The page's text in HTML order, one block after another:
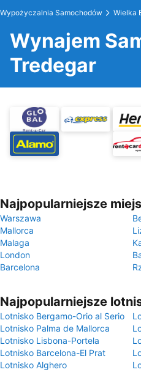
Wypożyczalnia Samochodów Wielka
Wynajem
Tredegar
Najpopularniejsze
Warszawa
Mallorca
Malaga
London
Barcelona
Najpopularniejsze
Lotnisko Bergamo-Orio al Serio
Lotnisko Palma de Mallorca
Lotnisko Lisbona-Portela
Lotnisko Barcelona-El Prat
Lotnisko Alghero